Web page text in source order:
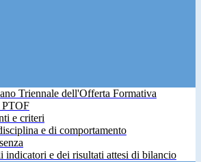
Triennale dell'Offerta Formativa
PTOF
e criteri
e di comportamento
indicatori e dei risultati attesi di bilancio